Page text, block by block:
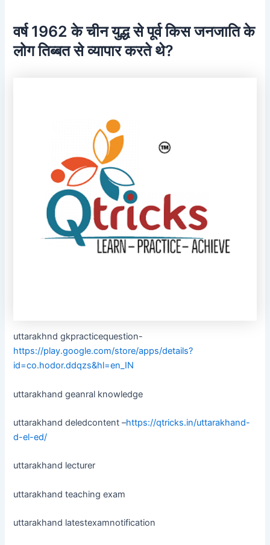
वर्ष 1962 के चीन युद्ध से पूर्व किस जनजाति के
लोग तिब्बत से व्यापार करते थे?
uttarakhnd gkpracticequestion-
https://play.google.com/store/apps/details?
id=co.hodor.ddqzs&hl=en_IN
uttarakhand geanral knowledge
uttarakhand deledcontent –https://qtricks.in/uttarakhand-
d-el-ed/
uttarakhand lecturer
uttarakhand teaching exam
uttarakhand latestexamnotification